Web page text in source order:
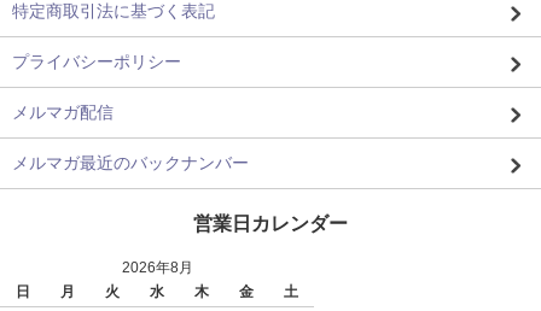
特定商取引法に基づく表記
プライバシーポリシー
メルマガ配信
メルマガ最近のバックナンバー
営業日カレンダー
2026年8月
日
月 火 水 木 金
土